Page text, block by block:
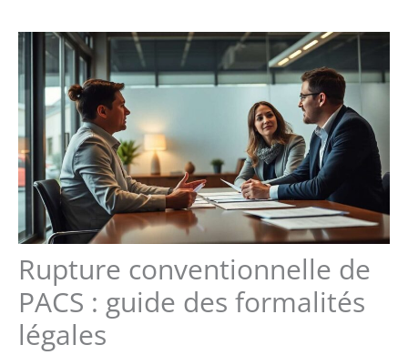
Rupture conventionnelle de
PACS : guide des formalités
légales